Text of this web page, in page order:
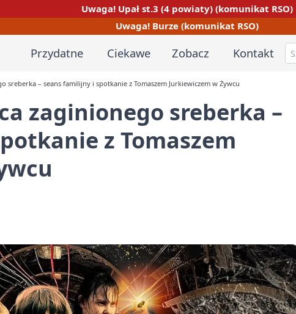
Uwaga! Upał st.3 (4 powiaty) (komunikat RSO)
Uwaga! Burze (komunikat RSO)
Przydatne Ciekawe Zobacz Kontakt
sreberka – seans familijny i spotkanie z Tomaszem Jurkiewiczem w Żywcu
zaginionego sreberka –
z Tomaszem